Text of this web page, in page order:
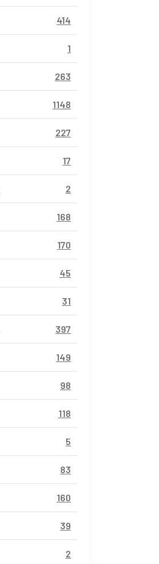
414
1
263
1148
227
17
2
168
170
45
31
397
149
98
118
5
83
160
39
2